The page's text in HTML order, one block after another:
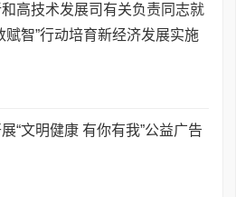
高技术发展司有关负责同志就
赋智”行动培育新经济发展实施
“文明健康 有你有我”公益广告